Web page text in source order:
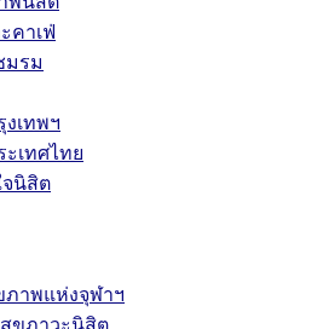
คาเฟ่
มรม
เทพฯ
เทศไทย
จนิสิต
าพแห่งจุฬาฯ